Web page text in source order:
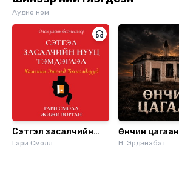
Аудио ном
Сэтгэл засалчийн
нууц тэмдэглэл
Гари Смолл
Өнчин цагаан
Н. Эрдэнэбат